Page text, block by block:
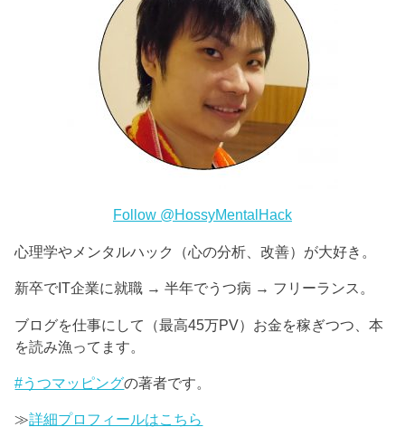
Follow @HossyMentalHack
心理学やメンタルハック（心の分析、改善）が大好き。
新卒でIT企業に就職 → 半年でうつ病 → フリーランス。
ブログを仕事にして（最高45万PV）お金を稼ぎつつ、本
を読み漁ってます。
#うつマッピングの著者です。
≫詳細プロフィールはこちら